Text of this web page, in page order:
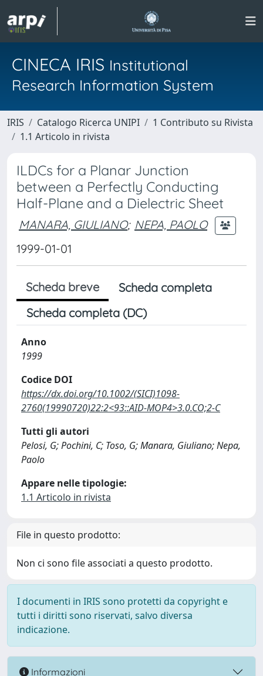
CINECA IRIS Institutional
Research Information System
IRIS Catalogo Ricerca UNIPI
1 Contributo su Rivista
1.1 Articolo in rivista
ILDCs for a Planar Junction
between a Perfectly Conducting
Half-Plane and a Dielectric Sheet
MANARA, GIULIANO; NEPA, PAOLO
1999-01-01
Scheda breve
Scheda completa
Scheda completa (DC)
Anno
1999
Codice DOI
https://dx.doi.org/10.1002/(SICI)1098-
2760(19990720)22:2<93::AID-MOP4>3.0.CO;2-C
Tutti gli autori
Pelosi, G; Pochini, C; Toso, G; Manara, Giuliano; Nepa,
Paolo
Appare nelle tipologie:
1.1 Articolo in rivista
File in questo prodotto:
Non ci sono file associati a questo prodotto.
I documenti in IRIS sono protetti da copyright e
tutti i diritti sono riservati, salvo diversa
indicazione.
Informazioni